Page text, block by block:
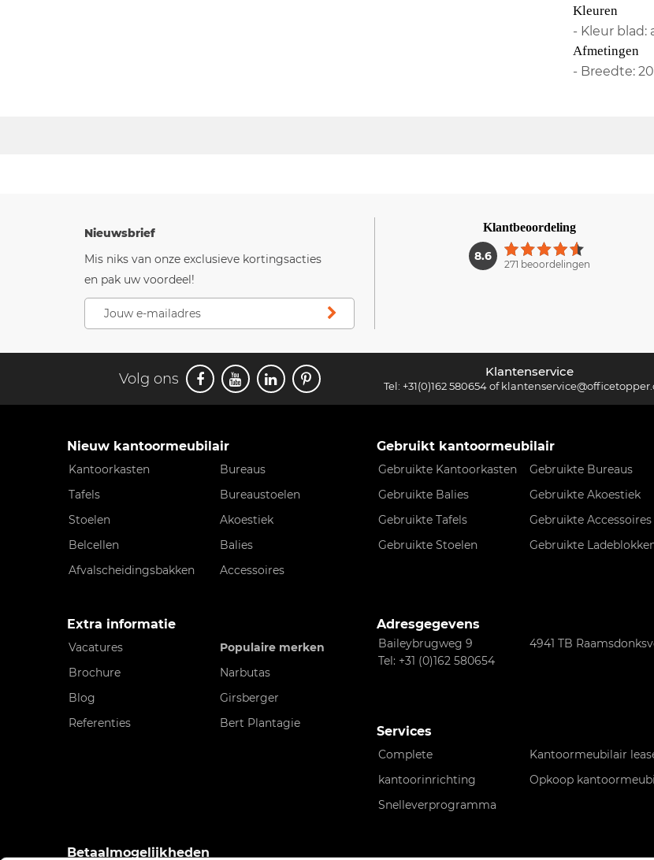
Kleuren
- Kleur blad:
Afmetingen
- Breedte:
Nieuwsbrief
Mis niks van onze exclusieve kortingsacties
en pak uw voordeel!
Klantbeoordeling
8.6 1
271 beoordelingen
Volg ons Klantenservice
Tel: +31(0)162 580654of
Nieuw kantoormeubilair
Kantoorkasten
Bureaus
Tafels
Bureaustoelen
Stoelen
Akoestiek
Belcellen
Balies
Afvalscheidingsbakken
Accessoires
Extra informatie
Vacatures
Populaire merken
Brochure
Narbutas
Blog
Girsberger
Referenties
Bert Plantagie
Betaalmogelijkheden
Gebruikt kantoormeubilair
Gebruikte Kantoorkasten
Gebruikte Bureaus
Gebruikte Balies
Gebruikte Akoestiek
Gebruikte Tafels
Gebruikte Accessoires
Gebruikte Stoelen
Gebruikte
Adresgegevens
Baileybrugweg 9
4941 TB
Tel: +31 (0)162 580654
Services
Complete
kantoorinrichting
Kantoormeubilair
Opkoop
Snelleverprogramma